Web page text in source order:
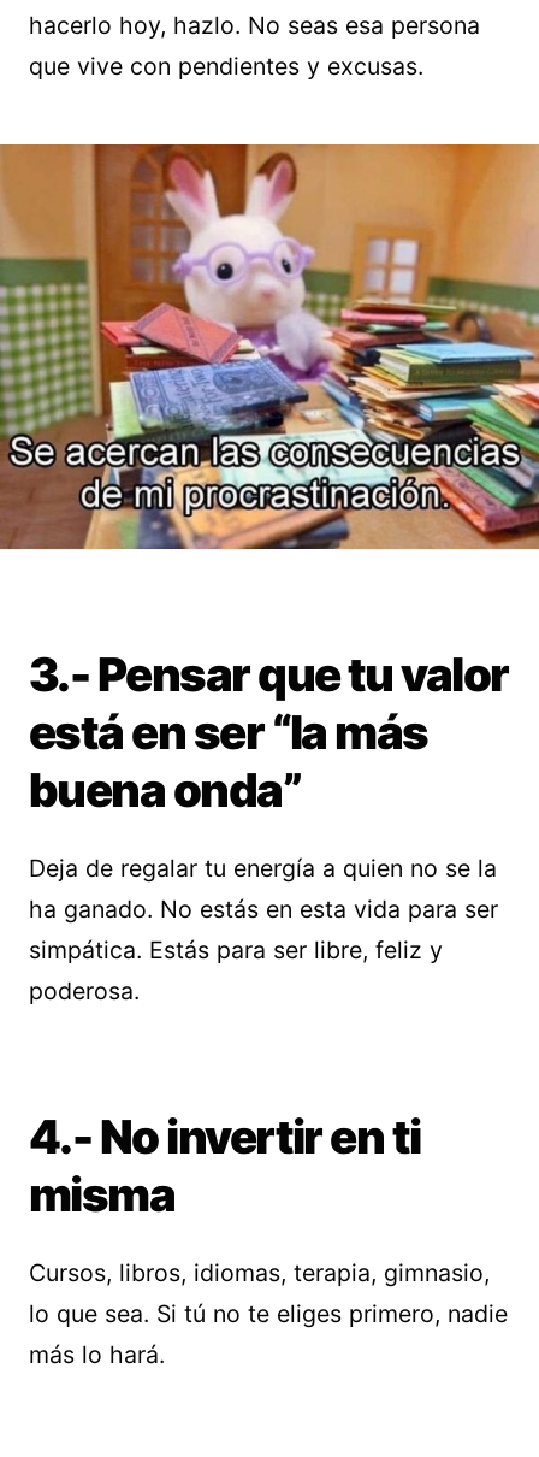
hacerlo hoy, hazlo. No seas esa persona
que vive con pendientes y excusas.
3.- Pensar que tu valor
está en ser “la más
buena onda”
Deja de regalar tu energía a quien no se la
ha ganado. No estás en esta vida para ser
simpática. Estás para ser libre, feliz y
poderosa.
4.- No invertir en ti
misma
Cursos, libros, idiomas, terapia, gimnasio,
lo que sea. Si tú no te eliges primero, nadie
más lo hará.